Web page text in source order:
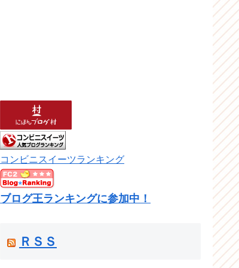
コンビニスイーツランキング
ブログ王ランキングに参加中！
ＲＳＳ